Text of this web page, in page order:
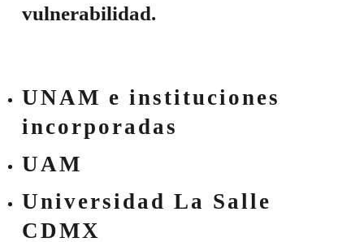
vulnerabilidad.
UNAM e instituciones
incorporadas
UAM
Universidad La Salle
CDMX